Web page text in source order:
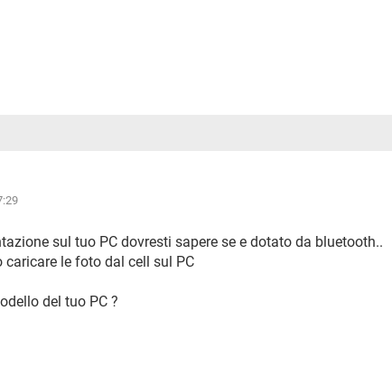
sul tuo PC dovresti sapere se e dotato da bluetooth..
le foto dal cell sul PC
del tuo PC ?